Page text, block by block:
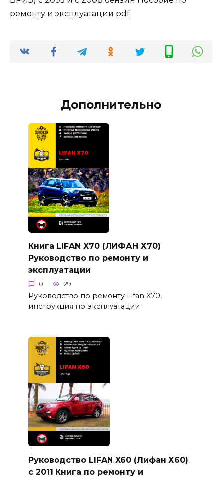
ремонту и эксплуатации pdf
Дополнительно
Книга LIFAN X70 (ЛИФАН Х70)
Руководство по ремонту и
эксплуатации
0 29
Руководство по ремонту Lifan X70,
инструкция по эксплуатации
Руководство LIFAN X60 (Лифан Х60)
с 2011 Книга по ремонту и